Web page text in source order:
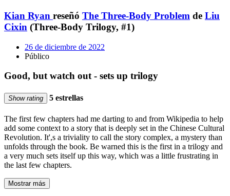
Kian Ryan reseñó The Three-Body Problem de Liu
Cixin (Three-Body Trilogy, #1)
26 de diciembre de 2022
Público
Good, but watch out - sets up trilogy
Show rating 5 estrellas
The first few chapters had me darting to and from Wikipedia to help
add some context to a story that is deeply set in the Chinese Cultural
Revolution. It',s a triviality to call the story complex, a mystery than
unfolds through the book. Be warned this is the first in a trilogy and
a very much sets itself up this way, which was a little frustrating in
the last few chapters.
Mostrar más